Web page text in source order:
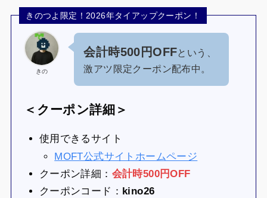
きのつよ限定！2026年タイアップクーポン！
きの
会計時500円OFFという、
激アツ限定クーポン配布中。
＜クーポン詳細＞
使用できるサイト
MOFT公式サイトホームページ
クーポン詳細： 会計時500円OFF
クーポンコード： kino26